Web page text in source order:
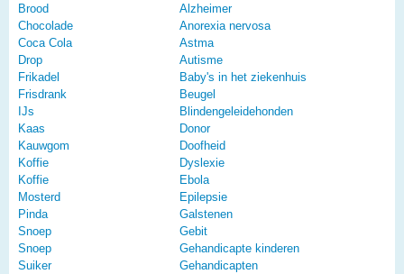
Brood
Chocolade
Coca Cola
Drop
Frikadel
Frisdrank
IJs
Kaas
Kauwgom
Koffie
Koffie
Mosterd
Pinda
Snoep
Snoep
Suiker
Alzheimer
Anorexia nervosa
Astma
Autisme
Baby's in het ziekenhuis
Beugel
Blindengeleidehonden
Donor
Doofheid
Dyslexie
Ebola
Epilepsie
Galstenen
Gebit
Gehandicapte kinderen
Gehandicapten